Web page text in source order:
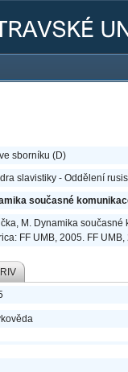
sborníku (D)
slavistiky - Oddělení
současné
M. Dynamika
FF UMB, 2005. FF
RIV